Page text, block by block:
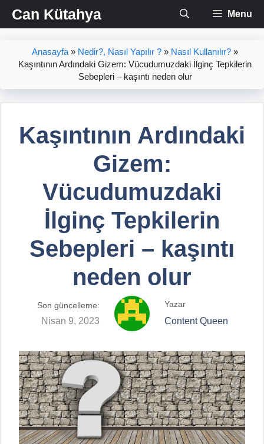
İçeriğe
atlaCan Kütahya Menu
Anasayfa » Nedir?, Nasıl Yapılır ? » Nasıl Kullanılır? »
Kaşıntının Ardındaki Gizem: Vücudumuzdaki İlginç Tepkilerin
Sebepleri – kaşıntı neden olur
Kaşıntının Ardındaki
Gizem:
Vücudumuzdaki
İlginç Tepkilerin
Sebepleri – kaşıntı
neden olur
Son güncelleme:
Nisan 9, 2023
Yazar
Content Queen